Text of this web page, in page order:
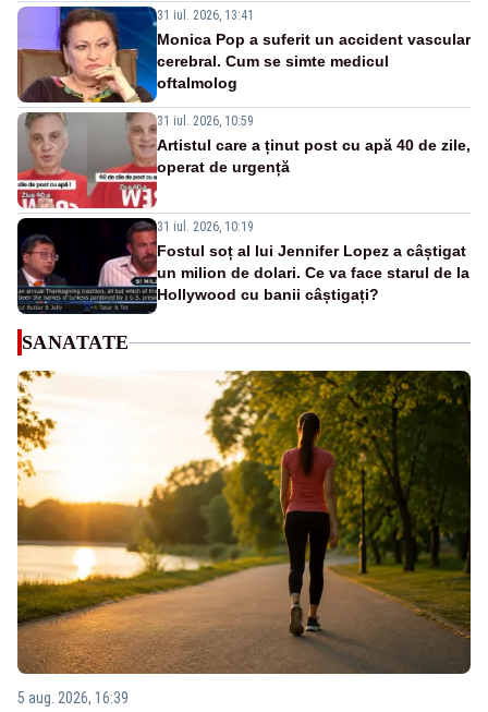
31 iul. 2026, 13:41
Monica Pop a suferit un accident vascular
cerebral. Cum se simte medicul
oftalmolog
31 iul. 2026, 10:59
Artistul care a ținut post cu apă 40 de zile,
operat de urgență
31 iul. 2026, 10:19
Fostul soț al lui Jennifer Lopez a câștigat
un milion de dolari. Ce va face starul de la
Hollywood cu banii câștigați?
SANATATE
5 aug. 2026, 16:39